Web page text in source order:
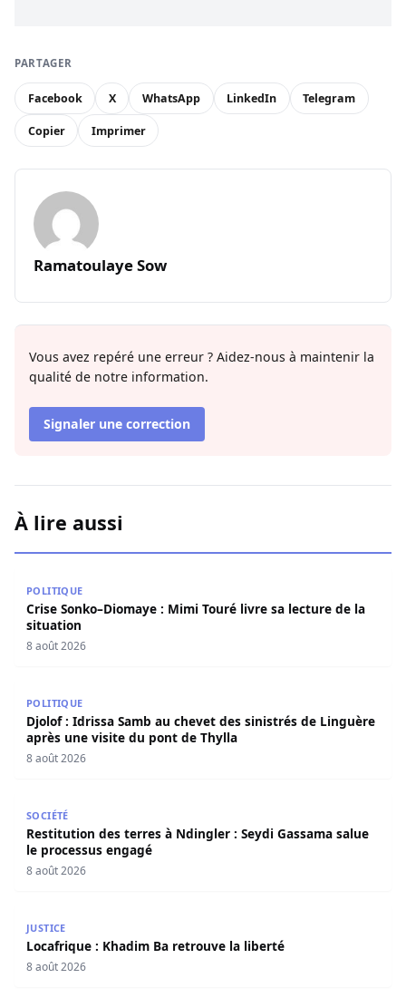
PARTAGER
Facebook X WhatsApp LinkedIn Telegram
Copier Imprimer
Ramatoulaye Sow
Vous avez repéré une erreur ? Aidez-nous à maintenir la
qualité de notre information.
Signaler une correction
À lire aussi
POLITIQUE
Crise Sonko–Diomaye : Mimi Touré livre sa lecture de la
situation
8 août 2026
POLITIQUE
Djolof : Idrissa Samb au chevet des sinistrés de Linguère
après une visite du pont de Thylla
8 août 2026
SOCIÉTÉ
Restitution des terres à Ndingler : Seydi Gassama salue
le processus engagé
8 août 2026
JUSTICE
Locafrique : Khadim Ba retrouve la liberté
8 août 2026